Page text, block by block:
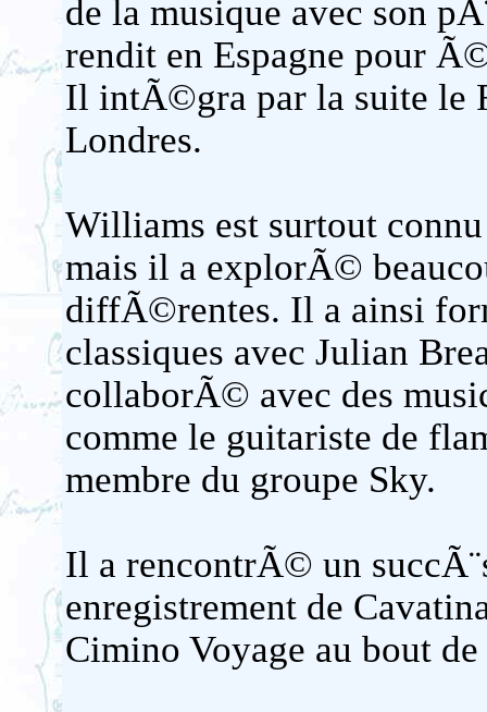
de la musique avec son
rendit en Espagne pour
Il intÃ©gra par la suite le
Londres.
Williams est surtout
mais il a explorÃ©
diffÃ©rentes. Il a ainsi
classiques avec Julian
collaborÃ© avec des
comme le guitariste de
membre du groupe Sky.
Il a rencontrÃ© un
enregistrement de
Cimino Voyage au bout